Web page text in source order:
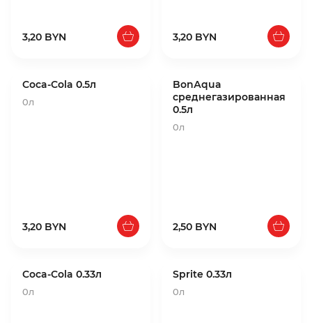
3,20 BYN 3,20 BYN
Coca-Cola 0.5л
0л
3,20 BYN
BonАqua
среднегазированная
0.5л
0л
2,50 BYN
Coca-Cola 0.33л
0л
Sprite 0.33л
0л